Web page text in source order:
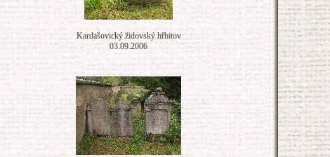
Kardašovický židovský hřbitov
03.09.2006